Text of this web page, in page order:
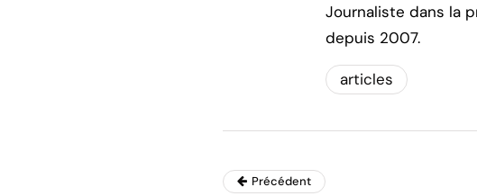
Journaliste dans la
depuis 2007.
articles
Précédent